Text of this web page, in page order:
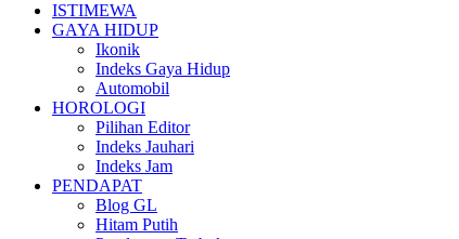
ISTIMEWA
GAYA HIDUP
Ikonik
Indeks Gaya Hidup
Automobil
HOROLOGI
Pilihan Editor
Indeks Jauhari
Indeks Jam
PENDAPAT
Blog GL
Hitam Putih